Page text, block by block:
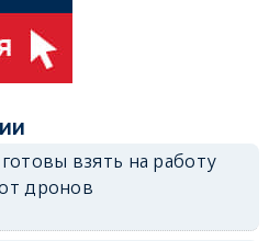
взять на работу
дронов